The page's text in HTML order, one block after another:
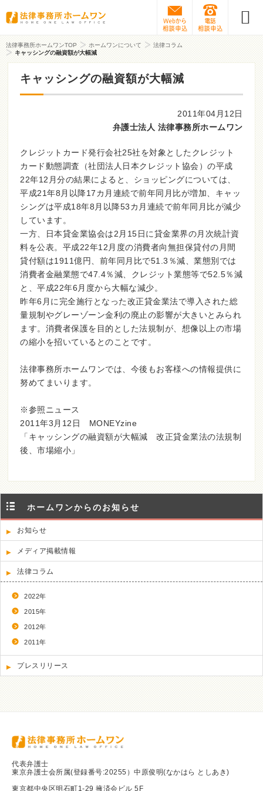
Webから相談予約
法律事務所ホームワンTOP ホームワンについて
法律コラム
キャッシングの融資額が大幅減
キャッシングの融資額が大幅減
2011年04月12日
弁護士法人 法律事務所ホームワン
クレジットカード発行会社25社を対象としたクレジット
カード動態調査（社団法人日本クレジット協会）の平成
22年12月分の結果によると、ショッピングについては、
平成21年8月以降17カ月連続で前年同月比が増加、キャッ
シングは平成18年8月以降53カ月連続で前年同月比が減少
しています。
一方、日本貸金業協会は2月15日に貸金業界の月次統計資
料を公表。平成22年12月度の消費者向無担保貸付の月間
貸付額は1911億円、前年同月比で51.3％減、業態別では
消費者金融業態で47.4％減、クレジット業態等で52.5％減
と、平成22年6月度から大幅な減少。
昨年6月に完全施行となった改正貸金業法で導入された総
量規制やグレーゾーン金利の廃止の影響が大きいとみられ
ます。消費者保護を目的とした法規制が、想像以上の市場
の縮小を招いているとのことです。
法律事務所ホームワンでは、今後もお客様への情報提供に
努めてまいります。
※参照ニュース
2011年3月12日 MONEYzine
「キャッシングの融資額が大幅減 改正貸金業法の法規制
後、市場縮小」
ホームワンからのお知らせ
お知らせ
メディア掲載情報
法律コラム
2022年
2015年
2012年
2011年
プレスリリース
代表弁護士
東京弁護士会所属(登録番号:20255）中原俊明(なかはら としあき)
東京都中央区明石町1-29 掖済会ビル 5F